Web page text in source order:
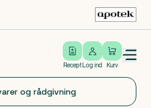
Recept
Log ind
Log ind Kurv
Open/close menu